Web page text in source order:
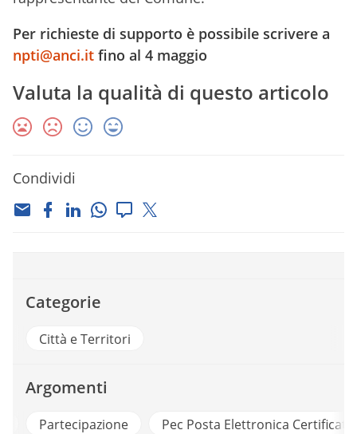
Per richieste di supporto è possibile scrivere a
npti@anci.it fino al 4 maggio
Valuta la qualità di questo articolo
Condividi
Categorie
Città e Territori
Argomenti
Partecipazione Pec Posta Elettronica Certificata